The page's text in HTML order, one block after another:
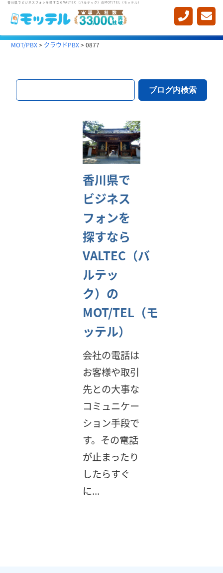
香川県でビジネスフォンを探すならVALTEC（バルテック）のMOT/TEL（モッテル）
MOT/PBX> クラウドPBX>0877
香川県で
ビジネス
フォンを
探すなら
VALTEC（バ
ルテッ
ク）の
MOT/TEL（モ
ッテル）
会社の電話は
お客様や取引
先との大事な
コミュニケー
ション手段で
す。その電話
が止まったり
したらすぐ
に...